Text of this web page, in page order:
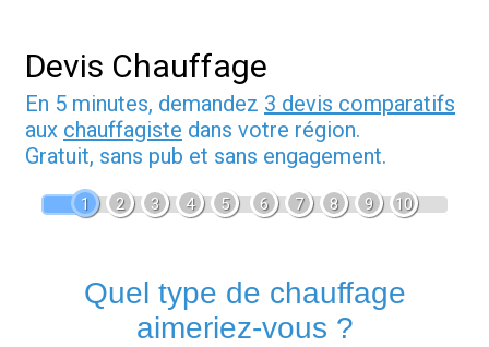
Devis Chauffage
En 5 minutes, demandez 3 devis comparatifs
aux chauffagiste dans votre région.
Gratuit, sans pub et sans engagement.
1 2 3 4 5 6 7 8 9 10
Quel type de chauffage
aimeriez-vous ?